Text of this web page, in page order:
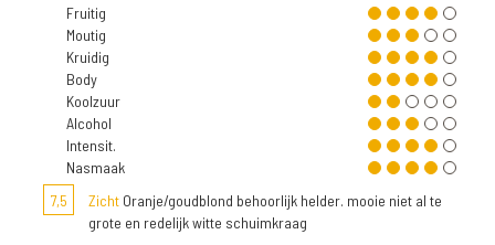
Fruitig
Moutig
Kruidig
Body
Koolzuur
Alcohol
Intensit.
Nasmaak
7,5
Zicht Oranje/goudblond behoorlijk helder. mooie niet al te
grote en redelijk witte schuimkraag